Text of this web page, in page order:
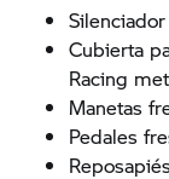
Cubierta
Racing
Manetas
Pedales